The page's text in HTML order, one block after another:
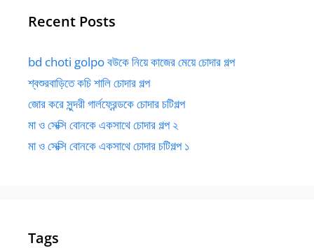
Recent Posts
bd choti golpo বউকে নিয়ে কাজের মেয়ে চোদার গল্প
শ্বশুরবাড়িতে কচি শালি চোদার গল্প
জোর করে সুন্দরী গার্লফ্রেন্ডকে চোদার চটিগল্প
মা ও সেক্সি বোনকে একসাথে চোদার গল্প ২
মা ও সেক্সি বোনকে একসাথে চোদার চটিগল্প ১
Tags